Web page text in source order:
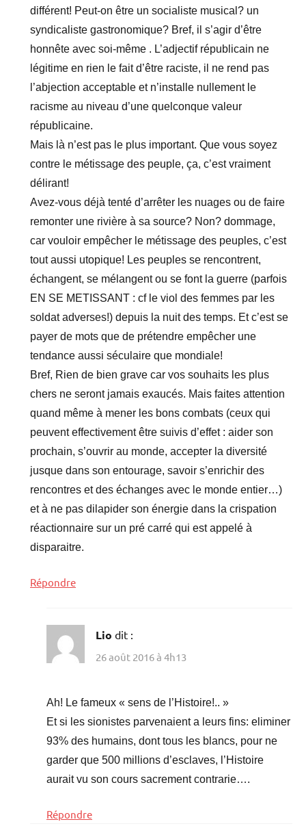
différent! Peut-on être un socialiste musical? un
syndicaliste gastronomique? Bref, il s’agir d’être
honnête avec soi-même . L’adjectif républicain ne
légitime en rien le fait d’être raciste, il ne rend pas
l’abjection acceptable et n’installe nullement le
racisme au niveau d’une quelconque valeur
républicaine.
Mais là n’est pas le plus important. Que vous soyez
contre le métissage des peuple, ça, c’est vraiment
délirant!
Avez-vous déjà tenté d’arrêter les nuages ou de faire
remonter une rivière à sa source? Non? dommage,
car vouloir empêcher le métissage des peuples, c’est
tout aussi utopique! Les peuples se rencontrent,
échangent, se mélangent ou se font la guerre (parfois
EN SE METISSANT : cf le viol des femmes par les
soldat adverses!) depuis la nuit des temps. Et c’est se
payer de mots que de prétendre empêcher une
tendance aussi séculaire que mondiale!
Bref, Rien de bien grave car vos souhaits les plus
chers ne seront jamais exaucés. Mais faites attention
quand même à mener les bons combats (ceux qui
peuvent effectivement être suivis d’effet : aider son
prochain, s’ouvrir au monde, accepter la diversité
jusque dans son entourage, savoir s’enrichir des
rencontres et des échanges avec le monde entier…)
et à ne pas dilapider son énergie dans la crispation
réactionnaire sur un pré carré qui est appelé à
disparaitre.
Répondre
Lio dit :
26 août 2016 à 4h13
Ah! Le fameux « sens de l’Histoire!.. »
Et si les sionistes parvenaient a leurs fins: eliminer
93% des humains, dont tous les blancs, pour ne
garder que 500 millions d’esclaves, l’Histoire
aurait vu son cours sacrement contrarie….
Répondre